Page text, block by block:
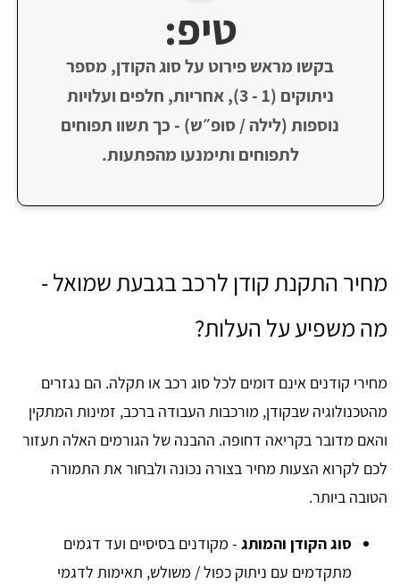
טיפ:
בקשו מראש פירוט על סוג הקודן, מספר
ניתוקים (1 - 3), אחריות, חלפים ועלויות
נוספות (לילה / סופ״ש) - כך תשוו תפוחים
לתפוחים ותימנעו מהפתעות.
מחיר התקנת קודן לרכב בגבעת שמואל -
מה משפיע על העלות?
מחירי קודנים אינם דומים לכל סוג רכב או תקלה. הם נגזרים
מהטכנולוגיה שבקודן, מורכבות העבודה ברכב, זמינות המתקין
והאם מדובר בקריאה דחופה. ההבנה של הגורמים האלה תעזור
לכם לקרוא הצעות מחיר בצורה נכונה ולבחור את התמורה
הטובה ביותר.
סוג הקודן והמותג - מקודנים בסיסיים ועד דגמים
מתקדמים עם ניתוק כפול / משולש, תאימות לדגמי